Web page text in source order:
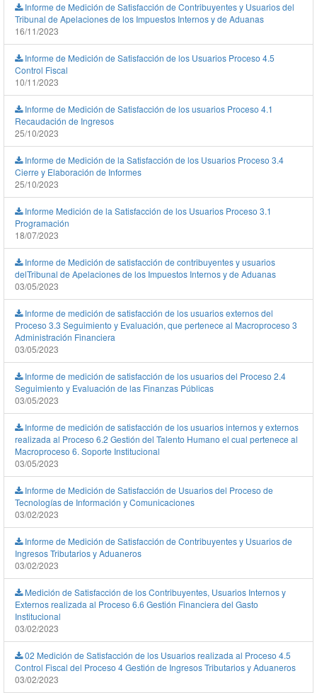
Informe de Medición de Satisfacción de Contribuyentes y Usuarios del
Tribunal de Apelaciones de los Impuestos Internos y de Aduanas
16/11/2023
Informe de Medición de Satisfacción de los Usuarios Proceso 4.5
Control Fiscal
10/11/2023
Informe de Medición de Satisfacción de los usuarios Proceso 4.1
Recaudación de Ingresos
25/10/2023
Informe de Medición de la Satisfacción de los Usuarios Proceso 3.4
Cierre y Elaboración de Informes
25/10/2023
Informe Medición de la Satisfacción de los Usuarios Proceso 3.1
Programación
18/07/2023
Informe de Medición de satisfacción de contribuyentes y usuarios
delTribunal de Apelaciones de los Impuestos Internos y de Aduanas
03/05/2023
Informe de medición de satisfacción de los usuarios externos del
Proceso 3.3 Seguimiento y Evaluación, que pertenece al Macroproceso 3
Administración Financiera
03/05/2023
Informe de medición de satisfacción de los usuarios del Proceso 2.4
Seguimiento y Evaluación de las Finanzas Públicas
03/05/2023
Informe de medición de satisfacción de los usuarios internos y externos
realizada al Proceso 6.2 Gestión del Talento Humano el cual pertenece al
Macroproceso 6. Soporte Institucional
03/05/2023
Informe de Medición de Satisfacción de Usuarios del Proceso de
Tecnologías de Información y Comunicaciones
03/02/2023
Informe de Medición de Satisfacción de Contribuyentes y Usuarios de
Ingresos Tributarios y Aduaneros
03/02/2023
Medición de Satisfacción de los Contribuyentes, Usuarios Internos y
Externos realizada al Proceso 6.6 Gestión Financiera del Gasto
Institucional
03/02/2023
02 Medición de Satisfacción de los Usuarios realizada al Proceso 4.5
Control Fiscal del Proceso 4 Gestión de Ingresos Tributarios y Aduaneros
03/02/2023